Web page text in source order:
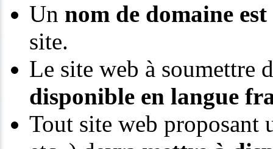
Un nom de domaine
site.
Le site web à soumettre
disponible en langue
Tout site web proposant